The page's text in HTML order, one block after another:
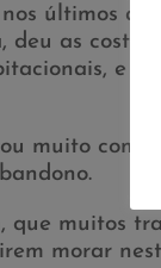
últimos
deu as
e
muito com
que muitos
morar